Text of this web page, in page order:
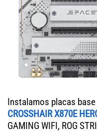
Instalamos placas base
CROSSHAIR X870E
GAMING WIFI, ROG